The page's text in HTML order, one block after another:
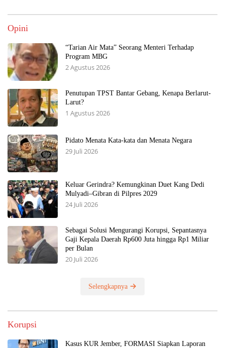
Opini
“Tarian Air Mata” Seorang Menteri Terhadap
Program MBG
2 Agustus 2026
Penutupan TPST Bantar Gebang, Kenapa Berlarut-
Larut?
1 Agustus 2026
Pidato Menata Kata-kata dan Menata Negara
29 Juli 2026
Keluar Gerindra? Kemungkinan Duet Kang Dedi
Mulyadi–Gibran di Pilpres 2029
24 Juli 2026
Sebagai Solusi Mengurangi Korupsi, Sepantasnya
Gaji Kepala Daerah Rp600 Juta hingga Rp1 Miliar
per Bulan
20 Juli 2026
Selengkapnya
Korupsi
Kasus KUR Jember, FORMASI Siapkan Laporan